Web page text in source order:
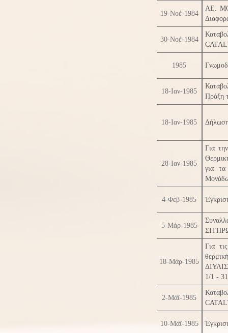
19-Νοέ-1984
ΑΕ.
30-Νοέ-1984
1985
18-Ιαν-1985
Πράξη
18-Ιαν-1985
28-Ιαν-1985
Για
για
4-Φεβ-1985
5-Μάρ-1985
18-Μάρ-1985
Για
1/1 -
2-Μάϊ-1985
10-Μάϊ-1985